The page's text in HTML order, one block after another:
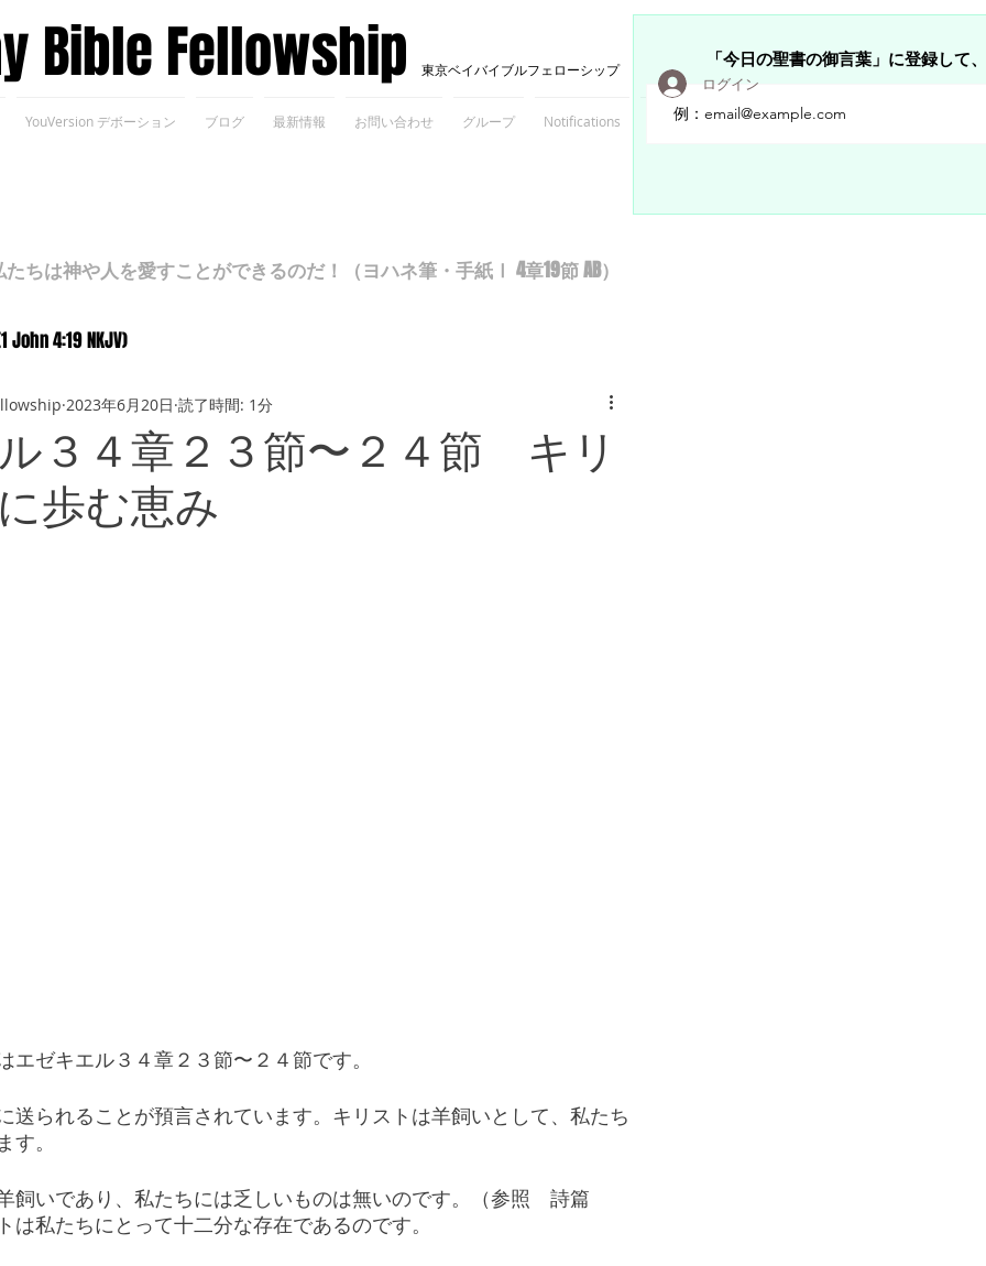
Bible Fellowship 東京ベイバイブルフェローシップ
YouVersion デボーション ブログ 最新情報 お問い合わせ グループ Notifications Members
「今日の聖書の御言葉」に登録して
ログイン
ちは神や人を愛すことができるのだ！（ヨハネ筆・手紙Ⅰ 4章19節 AB）
John 4:19 NKJV)
３４章２３節〜２４節 キリ
歩む恵み
2023年6月20日 読了時間: 1分
エゼキエル３４章２３節〜２４節です。
送られることが預言されています。キリストは羊飼いとして、私たち
。
飼いであり、私たちには乏しいものは無いのです。（参照　詩篇
は私たちにとって十二分な存在であるのです。